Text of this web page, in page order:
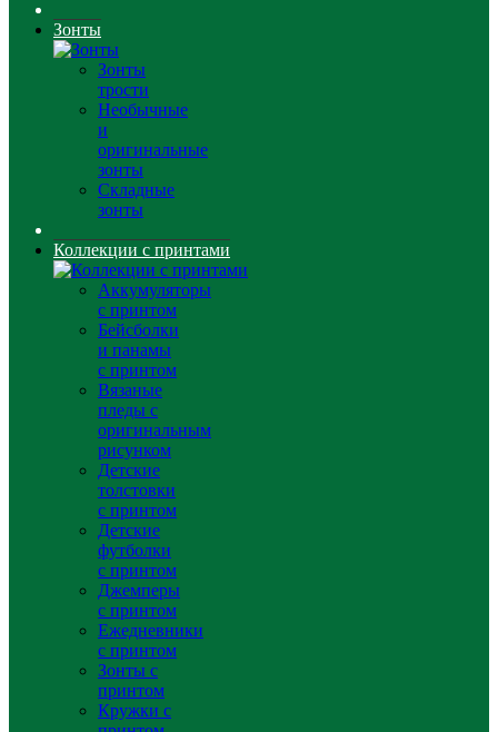
Зонты
Зонты
трости
Необычные
и
оригинальные
зонты
Складные
зонты
Коллекции с принтами
Аккумуляторы
с принтом
Бейсболки
и панамы
с принтом
Вязаные
пледы с
оригинальным
рисунком
Детские
толстовки
с принтом
Детские
футболки
с принтом
Джемперы
с принтом
Ежедневники
с принтом
Зонты с
принтом
Кружки с